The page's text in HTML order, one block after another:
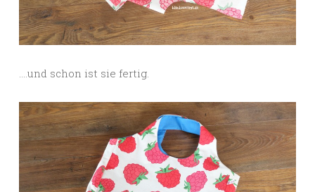
….und schon ist sie fertig.